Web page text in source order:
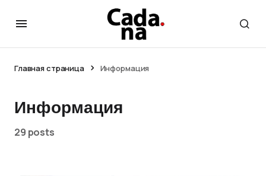
Главная страница Информация
Информация
29 posts